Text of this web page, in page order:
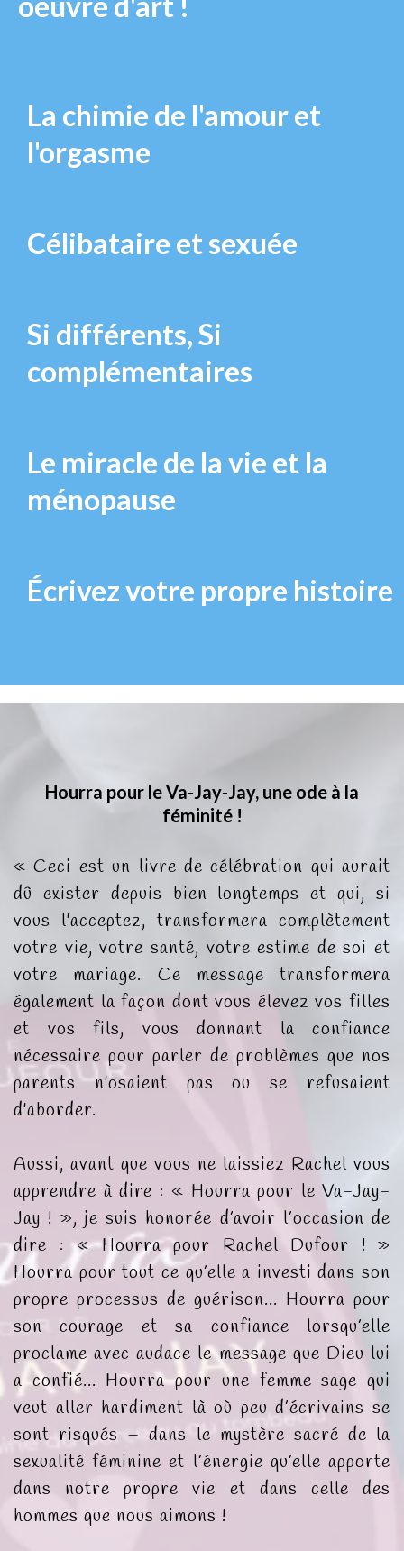
La chimie de l'amour et
l'orgasme
Célibataire et sexuée
Si différents, Si
complémentaires
Le miracle de la vie et la
ménopause
Écrivez votre propre histoire
Hourra pour le Va-Jay-Jay, une ode à la
féminité !
« Ceci est un livre de célébration qui aurait
dû exister depuis bien longtemps et qui, si
vous l'acceptez, transformera complètement
votre vie, votre santé, votre estime de soi et
votre mariage. Ce message transformera
également la façon dont vous élevez vos filles
et vos fils, vous donnant la confiance
nécessaire pour parler de problèmes que nos
parents n'osaient pas ou se refusaient
d'aborder.
Aussi, avant que vous ne laissiez Rachel vous
apprendre à dire : « Hourra pour le Va-Jay-
Jay ! », je suis honorée d’avoir l’occasion de
dire : « Hourra pour Rachel Dufour ! »
Hourra pour tout ce qu’elle a investi dans son
propre processus de guérison... Hourra pour
son courage et sa confiance lorsqu’elle
proclame avec audace le message que Dieu lui
a confié... Hourra pour une femme sage qui
veut aller hardiment là où peu d’écrivains se
sont risqués – dans le mystère sacré de la
sexualité féminine et l’énergie qu’elle apporte
dans notre propre vie et dans celle des
hommes que nous aimons !